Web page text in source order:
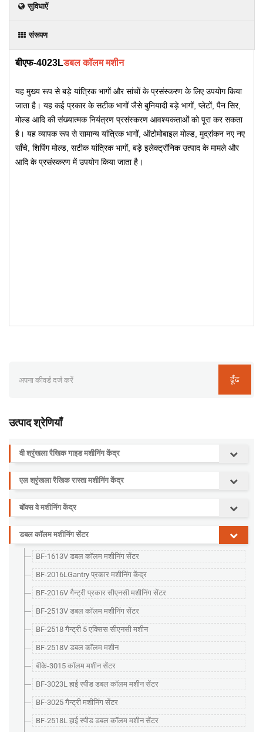
सुविधाऐं
संरूपण
बीएफ-4023Lडबल कॉलम मशीन
यह मुख्य रूप से बड़े यांत्रिक भागों और सांचों के प्रसंस्करण के लिए उपयोग किया
जाता है। यह कई प्रकार के सटीक भागों जैसे बुनियादी बड़े भागों, प्लेटों, पैन सिर,
मोल्ड आदि की संख्यात्मक नियंत्रण प्रसंस्करण आवश्यकताओं को पूरा कर सकता
है। यह व्यापक रूप से सामान्य यांत्रिक भागों, ऑटोमोबाइल मोल्ड, मुद्रांकन नए नए
साँचे, शिपिंग मोल्ड, सटीक यांत्रिक भागों, बड़े इलेक्ट्रॉनिक उत्पाद के मामले और
आदि के प्रसंस्करण में उपयोग किया जाता है।
ढूँढ
उत्पाद श्रेणियाँ
वी श्रृंखला रैखिक गाइड मशीनिंग केंद्र
एल श्रृंखला रैखिक रास्ता मशीनिंग केंद्र
बॉक्स वे मशीनिंग केंद्र
डबल कॉलम मशीनिंग सेंटर
BF-1613V डबल कॉलम मशीनिंग सेंटर
BF-2016LGantry प्रकार मशीनिंग केंद्र
BF-2016V गैन्ट्री प्रकार सीएनसी मशीनिंग सेंटर
BF-2513V डबल कॉलम मशीनिंग सेंटर
BF-2518 गैन्ट्री 5 एक्सिस सीएनसी मशीन
BF-2518V डबल कॉलम मशीन
बीके-3015 कॉलम मशीन सेंटर
BF-3023L हाई स्पीड डबल कॉलम मशीन सेंटर
BF-3025 गैन्ट्री मशीनिंग सेंटर
BF-2518L हाई स्पीड डबल कॉलम मशीन सेंटर